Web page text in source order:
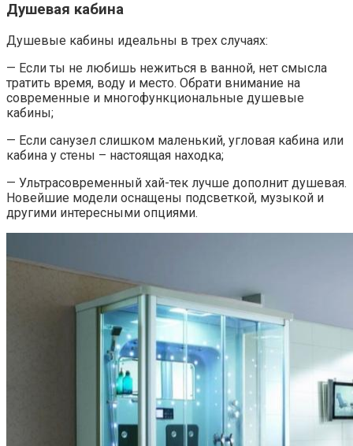
Душевая кабина
Душевые кабины идеальны в трех случаях:
— Если ты не любишь нежиться в ванной, нет смысла
тратить время, воду и место. Обрати внимание на
современные и многофункциональные душевые
кабины;
— Если санузел слишком маленький, угловая кабина или
кабина у стены – настоящая находка;
— Ультрасовременный хай-тек лучше дополнит душевая.
Новейшие модели оснащены подсветкой, музыкой и
другими интересными опциями.